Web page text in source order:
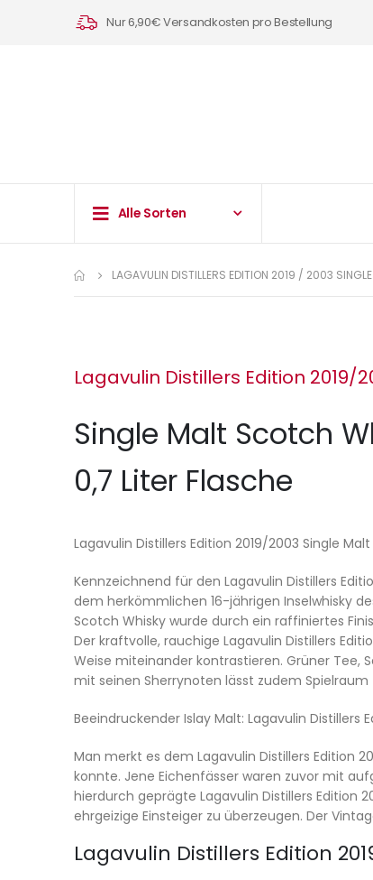
Nur 6,90€ Versandkosten pro Bestellung
Alle Sorten
LAGAVULIN DISTILLERS EDITION 2019 / 2003
Lagavulin Distillers Edition 2019/
Single Malt Scotch
0,7 Liter Flasche
Lagavulin Distillers Edition 2019/2003 Single
Kennzeichnend für den Lagavulin Distillers
dem herkömmlichen 16-jährigen Inselwhisky
Scotch Whisky wurde durch ein raffiniertes
Der kraftvolle, rauchige Lagavulin Distillers
Weise miteinander kontrastieren. Grüner Tee,
mit seinen Sherrynoten lässt zudem
Beeindruckender Islay Malt: Lagavulin Distillers
Man merkt es dem Lagavulin Distillers Edition
konnte. Jene Eichenfässer waren zuvor mit
hierdurch geprägte Lagavulin Distillers Edition
ehrgeizige Einsteiger zu überzeugen. Der
Lagavulin Distillers Edition